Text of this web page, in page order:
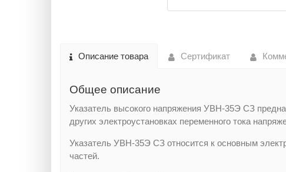
Описание товара Сертификат
Общее описание
Указатель высокого напряжения УВН-35Э СЗ
других электроустановках переменного тока
Указатель УВН-35Э СЗ относится к основным
частей.